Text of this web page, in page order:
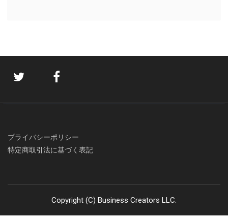
プライバシーポリシー
特定商取引法に基づく表記
Copyright (C) Business Creators LLC.